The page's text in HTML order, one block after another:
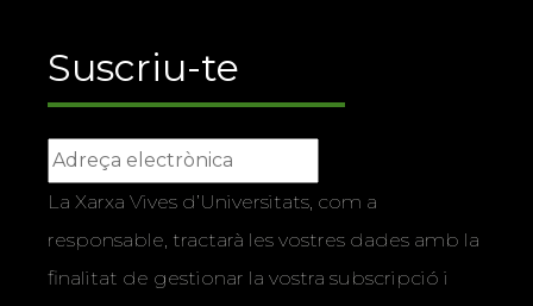
Suscriu-te
La Xarxa Vives d’Universitats, com a
responsable, tractarà les vostres dades amb la
finalitat de gestionar la vostra subscripció i